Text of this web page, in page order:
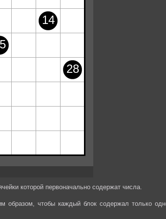
которой первоначально содержат числа.
образом, чтобы каждый блок содержал только